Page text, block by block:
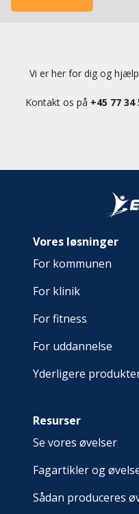
Vi er her for dig og
Kontakt os på +45 77 34
Vores løsninger
For kommunen
For klinik
For fitness
For uddannelse
Yderligere
Resurser
Se vores øvelser
Fagartikler og
Sådan produceres